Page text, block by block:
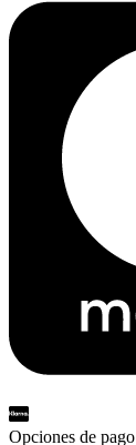
Opciones de pago